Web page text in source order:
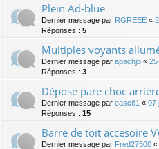
Plein Ad-blue
Dernier message par RGREEE «
Réponses : 5
Multiples voyants
Dernier message par apachjb « 25
Réponses : 3
Dépose pare choc
Dernier message par easc81 « 07
Réponses : 15
Barre de toit accesoire
Dernier message par Fred27500 «